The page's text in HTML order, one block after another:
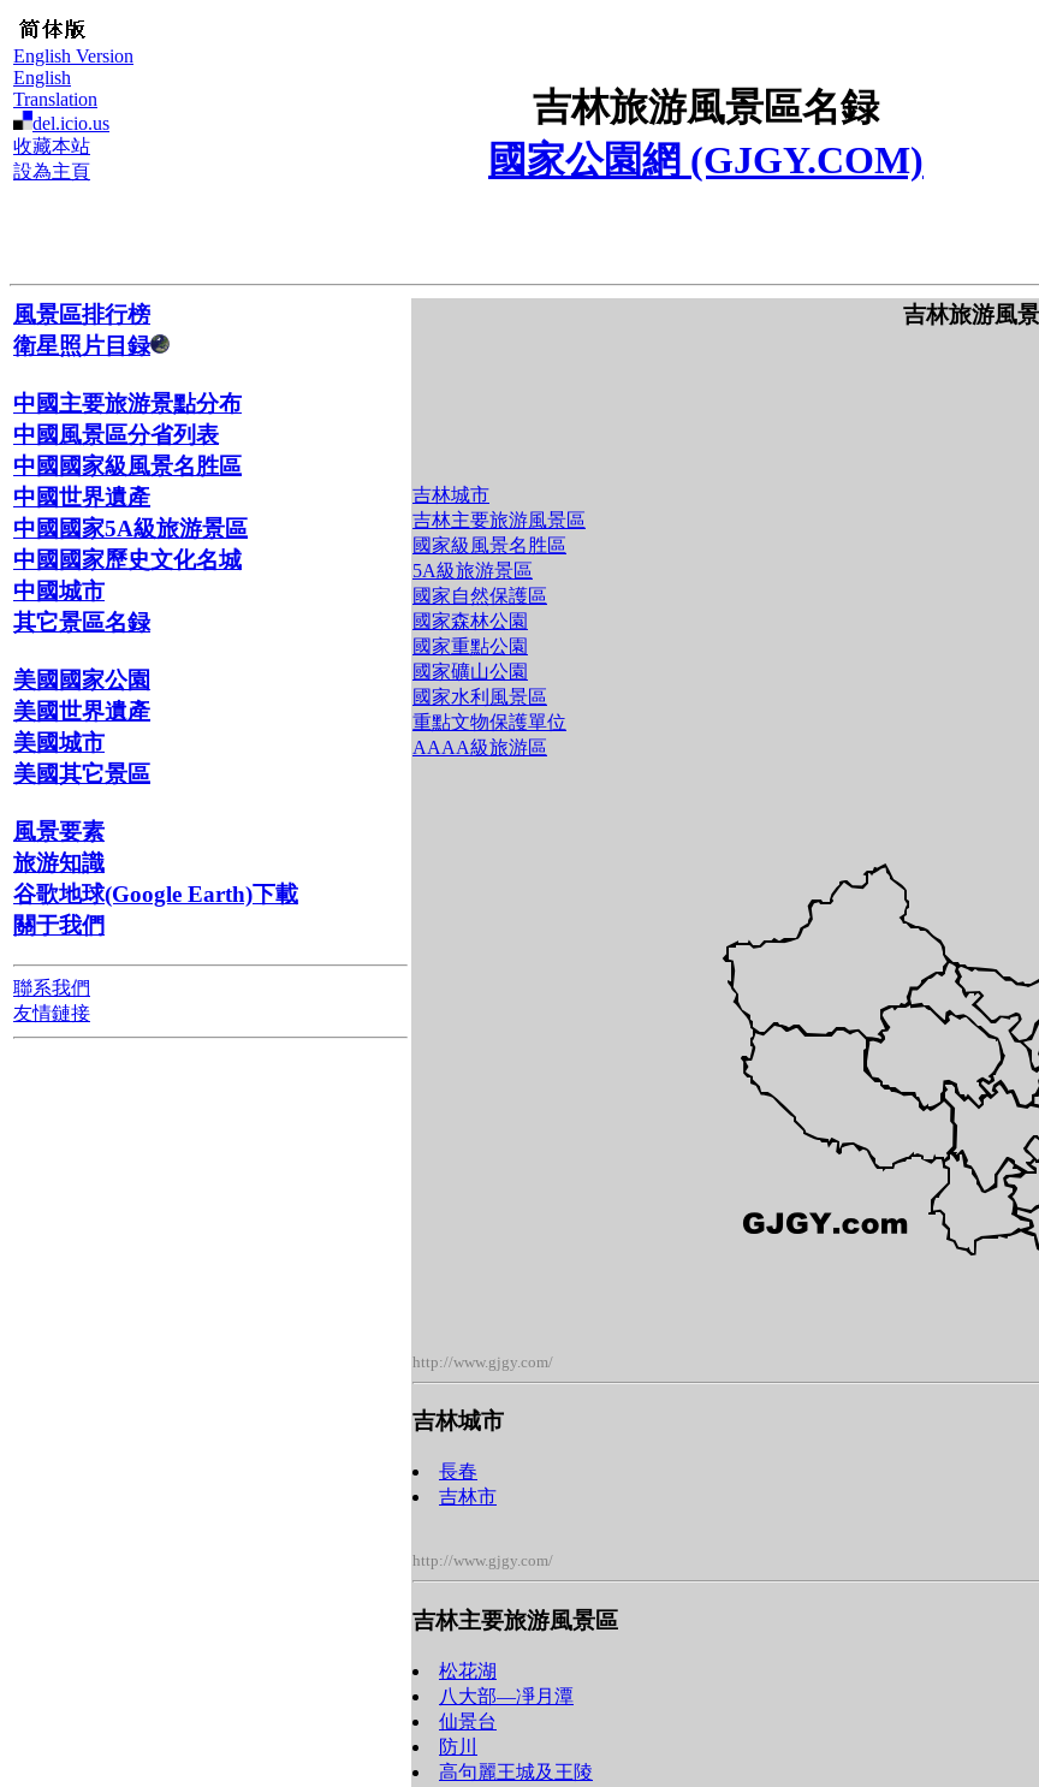
English Version
English
Translation
del.icio.us
收藏本站
設為主頁
吉林旅游風景區名録
國家公園網 (GJGY.COM)
風景區排行榜
衛星照片目録
中國主要旅游景點分布
中國風景區分省列表
中國國家級風景名胜區
中國世界遺產
中國國家5A級旅游景區
中國國家歷史文化名城
中國城市
其它景區名録
美國國家公園
美國世界遺產
美國城市
美國其它景區
風景要素
旅游知識
谷歌地球(Google Earth)下載
關于我們
聯系我們
友情鏈接
吉林旅游風
吉林城市
吉林主要旅游風景區
國家級風景名胜區
5A級旅游景區
國家自然保護區
國家森林公園
國家重點公園
國家礦山公園
國家水利風景區
重點文物保護單位
AAAA級旅游區
http://www.gjgy.com/
吉林城市
長春
吉林市
http://www.gjgy.com/
吉林主要旅游風景區
松花湖
八大部―凈月潭
仙景台
防川
高句麗王城及王陵